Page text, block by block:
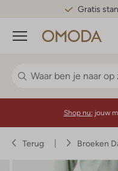
Gratis
Menu
Shop nu: jouw
Terug Broeken